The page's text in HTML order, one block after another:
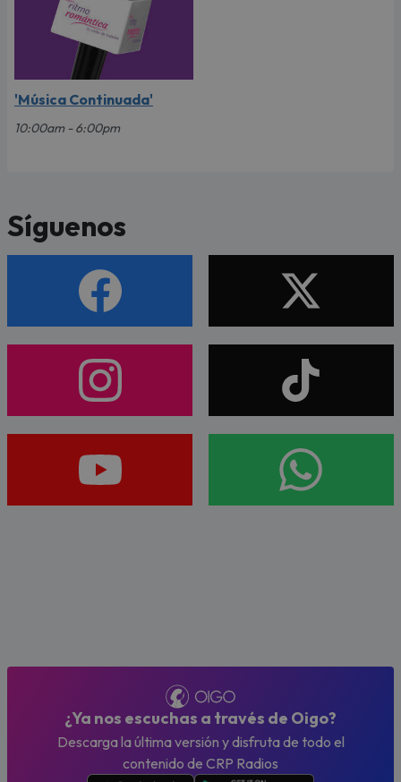
'Música Continuada'
10:00am - 6:00pm
Síguenos
¿Ya nos escuchas a través de Oigo?
Descarga la última versión y disfruta de todo el
contenido de CRP Radios